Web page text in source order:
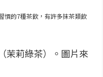
慣的7種茶飲，有許多抹茶類飲